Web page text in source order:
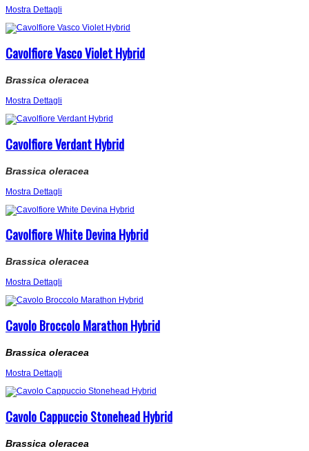
Mostra Dettagli
Cavolfiore Vasco Violet Hybrid
Brassica oleracea
Mostra Dettagli
Cavolfiore Verdant Hybrid
Brassica oleracea
Mostra Dettagli
Cavolfiore White Devina Hybrid
Brassica oleracea
Mostra Dettagli
Cavolo Broccolo Marathon Hybrid
Brassica oleracea
Mostra Dettagli
Cavolo Cappuccio Stonehead Hybrid
Brassica oleracea